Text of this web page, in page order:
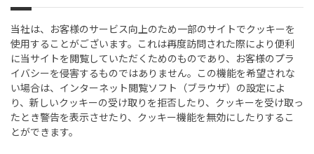
当社は、お客様のサービス向上のため一部のサイトでクッキーを
使用することがございます。これは再度訪問された際により便利
に当サイトを閲覧していただくためのものであり、お客様のプラ
イバシーを侵害するものではありません。この機能を希望されな
い場合は、インターネット閲覧ソフト（ブラウザ）の設定によ
り、新しいクッキーの受け取りを拒否したり、クッキーを受け取っ
たとき警告を表示させたり、クッキー機能を無効にしたりするこ
とができます。